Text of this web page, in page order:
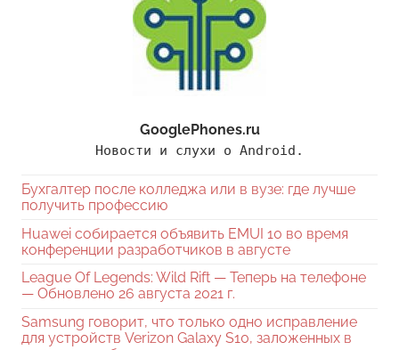
GooglePhones.ru
Новости и слухи о Android.
Бухгалтер после колледжа или в вузе: где лучше
получить профессию
Huawei собирается объявить EMUI 10 во время
конференции разработчиков в августе
League Of Legends: Wild Rift — Теперь на телефоне
— Обновлено 26 августа 2021 г.
Samsung говорит, что только одно исправление
для устройств Verizon Galaxy S10, заложенных в